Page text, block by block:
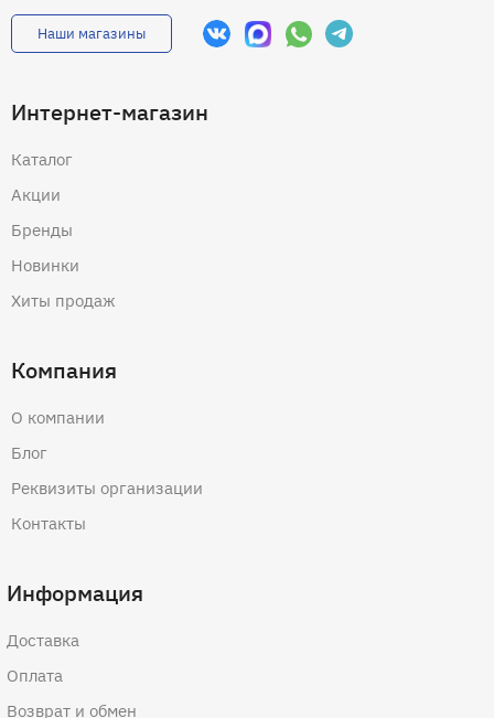
Наши магазины
Интернет-магазин
Каталог
Акции
Бренды
Новинки
Хиты продаж
Компания
О компании
Блог
Реквизиты организации
Контакты
Информация
Доставка
Оплата
Возврат и обмен